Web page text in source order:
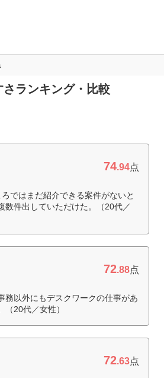
さランキング・比較
74.94点
ではまだ紹介できる案件がないと
数件出していただけた。（20代／
72.88点
務以外にもデスクワークの仕事があ
20代／女性）
72.63点